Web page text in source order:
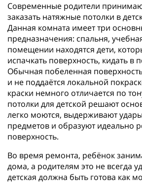
Современные родители
заказать натяжные потолки в
Данная комната имеет три
предназначения: спальня,
помещении находятся дети,
испачкать поверхность, кидать в
Обычная побеленная
и не поддаётся локальной
краски немного отличается по
потолки для детской решают
легко моются, выдерживают
предметов и образуют идеально
поверхность.
Во время ремонта, ребёнок
дома, а родителям это не всегда
детская должна быть готова как